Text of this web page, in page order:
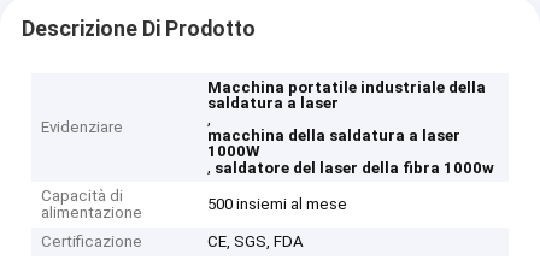
Descrizione Di Prodotto
Evidenziare
Macchina portatile industriale della
saldatura a laser
,
macchina della saldatura a laser
1000W
, saldatore del laser della fibra 1000w
Capacità di
alimentazione
500 insiemi al mese
Certificazione
CE, SGS, FDA